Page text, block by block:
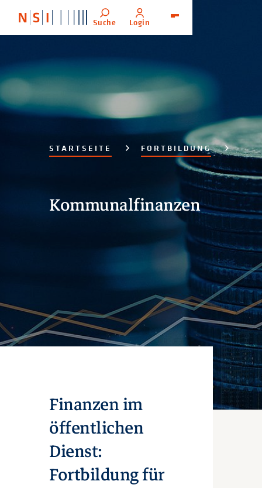
Suche Login
STARTSEITE FORTBILDUNG
Kommunalfinanzen
Finanzen im
öffentlichen
Dienst:
Fortbildung für